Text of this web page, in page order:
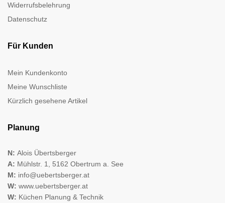
Widerrufsbelehrung
Datenschutz
Für Kunden
Mein Kundenkonto
Meine Wunschliste
Kürzlich gesehene Artikel
Planung
N: Alois Übertsberger
A: Mühlstr. 1, 5162 Obertrum a. See
M: info@uebertsberger.at
W: www.uebertsberger.at
W: Küchen Planung & Technik